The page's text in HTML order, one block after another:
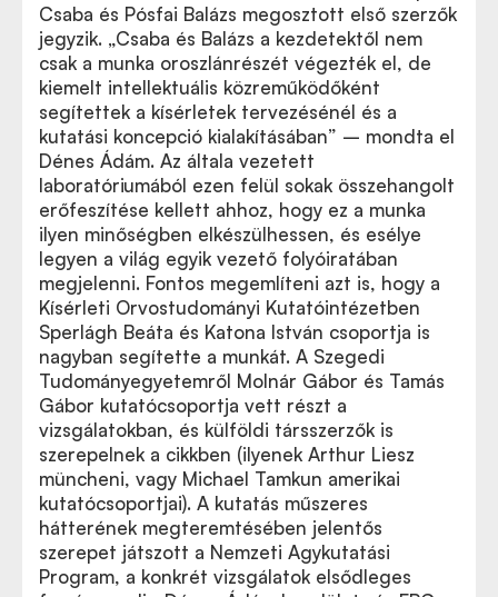
Csaba és Pósfai Balázs megosztott első szerzők
jegyzik. „Csaba és Balázs a kezdetektől nem
csak a munka oroszlánrészét végezték el, de
kiemelt intellektuális közreműködőként
segítettek a kísérletek tervezésénél és a
kutatási koncepció kialakításában” – mondta el
Dénes Ádám. Az általa vezetett
laboratóriumából ezen felül sokak összehangolt
erőfeszítése kellett ahhoz, hogy ez a munka
ilyen minőségben elkészülhessen, és esélye
legyen a világ egyik vezető folyóiratában
megjelenni. Fontos megemlíteni azt is, hogy a
Kísérleti Orvostudományi Kutatóintézetben
Sperlágh Beáta és Katona István csoportja is
nagyban segítette a munkát. A Szegedi
Tudományegyetemről Molnár Gábor és Tamás
Gábor kutatócsoportja vett részt a
vizsgálatokban, és külföldi társszerzők is
szerepelnek a cikkben (ilyenek Arthur Liesz
müncheni, vagy Michael Tamkun amerikai
kutatócsoportjai). A kutatás műszeres
hátterének megteremtésében jelentős
szerepet játszott a Nemzeti Agykutatási
Program, a konkrét vizsgálatok elsődleges